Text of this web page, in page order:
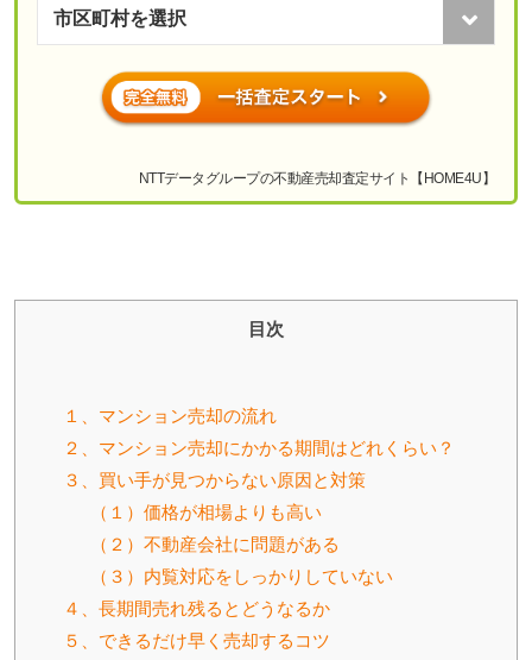
NTTデータグループの不動産売却査定サイト【HOME4U】
目次
１、マンション売却の流れ
２、マンション売却にかかる期間はどれくらい？
３、買い手が見つからない原因と対策
（１）価格が相場よりも高い
（２）不動産会社に問題がある
（３）内覧対応をしっかりしていない
４、長期間売れ残るとどうなるか
５、できるだけ早く売却するコツ